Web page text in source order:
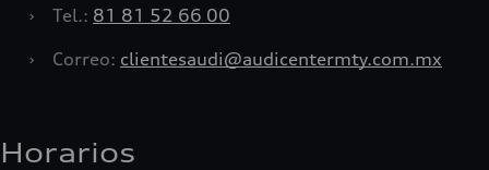
›
Tel.: 81 81 52 66 00
›
Correo: clientesaudi@audicentermty.com.mx
Horarios